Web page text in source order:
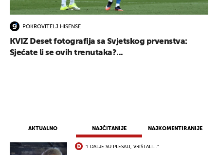
AKTUALNO NAJČITANIJE NAJKOMENTIRANIJE
"I DALJE SU PLESALI, VRIŠTALI..."
POKROVITELJ HISENSE
KVIZ Deset fotografija sa Svjetskog prvenstva:
Sjećate li se ovih trenutaka?...